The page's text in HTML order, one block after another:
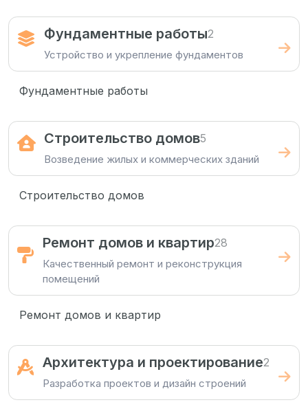
Фундаментные работы2
Устройство и укрепление фундаментов
Фундаментные работы
Строительство домов5
Возведение жилых и коммерческих зданий
Строительство домов
Ремонт домов и квартир28
Качественный ремонт и реконструкция
помещений
Ремонт домов и квартир
Архитектура и проектирование2
Разработка проектов и дизайн строений